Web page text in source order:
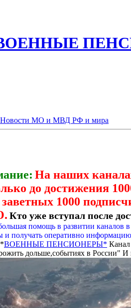
Новости МО и МВД РФ и мира
На наших
до достижения
1000
Кто уже вступал после
помощь в развитии
и получать оперативно
ВОЕННЫЕ ПЕНСИОНЕРЫ*
дольше,событиях в России"